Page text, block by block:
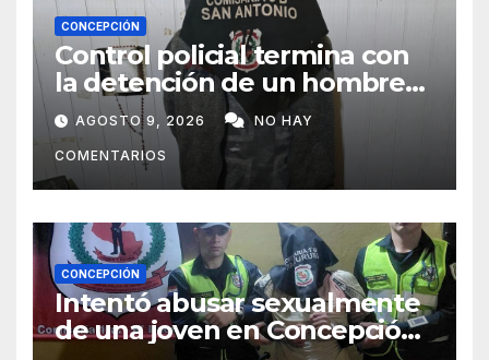
CONCEPCIÓN
Control policial termina con
la detención de un hombre
requerido por la justicia
AGOSTO 9, 2026 NO HAY
COMENTARIOS
CONCEPCIÓN
Intentó abusar sexualmente
de una joven en Concepción